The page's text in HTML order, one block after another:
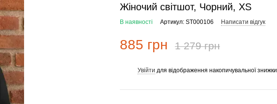
Жіночий світшот, Чорний, XS
В наявності Артикул: ST000106 Написати відгук
885 грн 1 279 грн
Увійти для відображення накопичувальної знижки